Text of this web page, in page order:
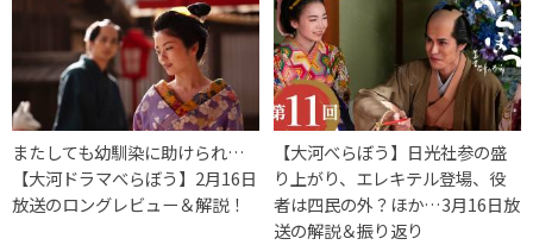
またしても幼馴染に助けられ…
【大河ドラマべらぼう】2月16日
放送のロングレビュー＆解説！
【大河べらぼう】日光社参の盛
り上がり、エレキテル登場、役
者は四民の外？ほか…3月16日放
送の解説＆振り返り